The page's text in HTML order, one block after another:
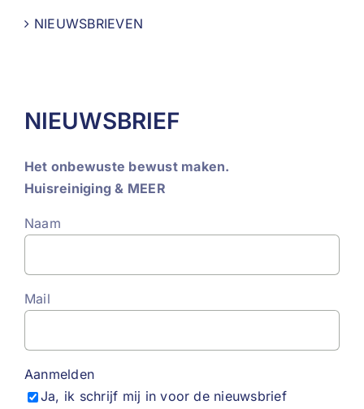
NIEUWSBRIEVEN
NIEUWSBRIEF
Het onbewuste bewust maken.
Huisreiniging & MEER
Naam
Mail
Aanmelden
Ja, ik schrijf mij in voor de nieuwsbrief